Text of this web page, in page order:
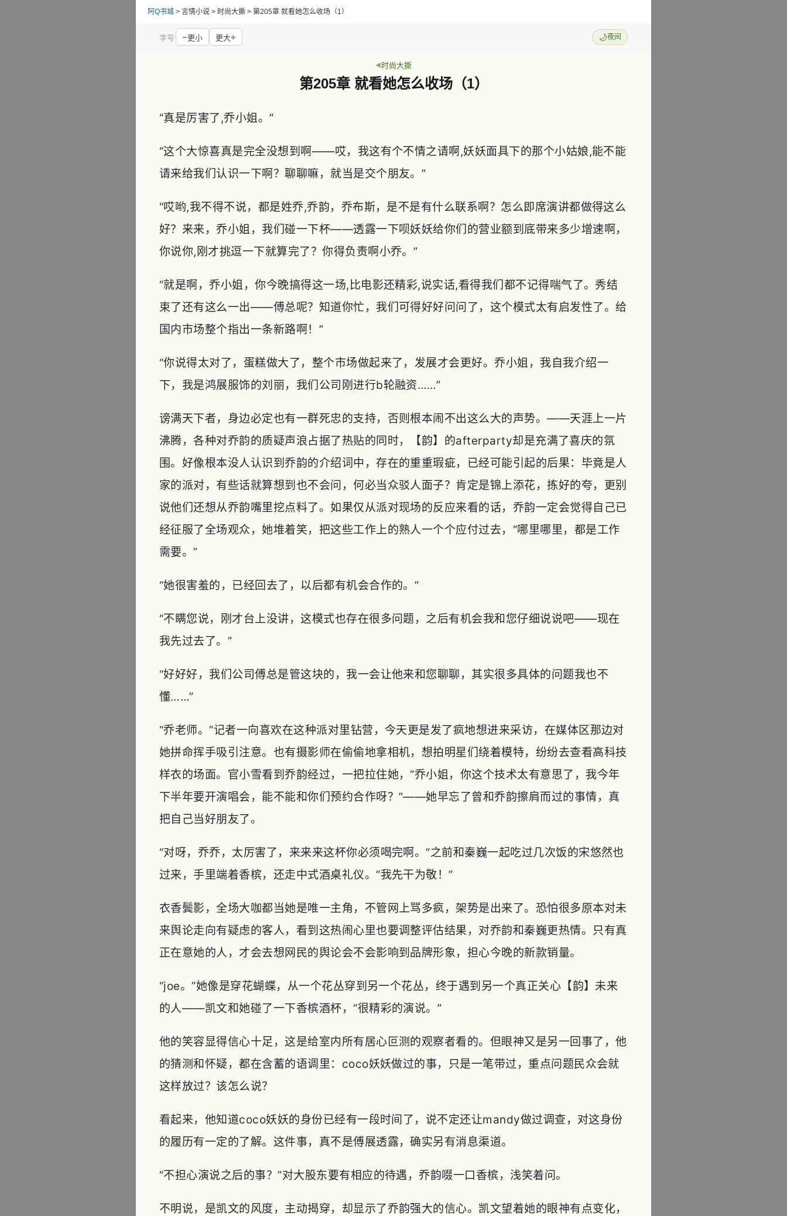
阿Q书城 > 言情小说 > 时尚大撕 > 第205章 就看她怎么收场（1）
字号 −更小 更大+ 🌙夜间
时尚大撕
第205章 就看她怎么收场（1）
“真是厉害了,乔小姐。”
“这个大惊喜真是完全没想到啊——哎，我这有个不情之请啊,妖妖面具下的那个小姑娘,能不能
请来给我们认识一下啊？聊聊嘛，就当是交个朋友。”
“哎哟,我不得不说，都是姓乔,乔韵，乔布斯，是不是有什么联系啊？怎么即席演讲都做得这么
好？来来，乔小姐，我们碰一下杯——透露一下呗妖妖给你们的营业额到底带来多少增速啊，
你说你,刚才挑逗一下就算完了？你得负责啊小乔。”
“就是啊，乔小姐，你今晚搞得这一场,比电影还精彩,说实话,看得我们都不记得喘气了。秀结
束了还有这么一出——傅总呢？知道你忙，我们可得好好问问了，这个模式太有启发性了。给
国内市场整个指出一条新路啊！”
“你说得太对了，蛋糕做大了，整个市场做起来了，发展才会更好。乔小姐，我自我介绍一
下，我是鸿展服饰的刘丽，我们公司刚进行b轮融资……”
谤满天下者，身边必定也有一群死忠的支持，否则根本闹不出这么大的声势。——天涯上一片
沸腾，各种对乔韵的质疑声浪占据了热贴的同时，【韵】的afterparty却是充满了喜庆的氛
围。好像根本没人认识到乔韵的介绍词中，存在的重重瑕疵，已经可能引起的后果：毕竟是人
家的派对，有些话就算想到也不会问，何必当众驳人面子？肯定是锦上添花，拣好的夸，更别
说他们还想从乔韵嘴里挖点料了。如果仅从派对现场的反应来看的话，乔韵一定会觉得自己已
经征服了全场观众，她堆着笑，把这些工作上的熟人一个个应付过去，“哪里哪里，都是工作
需要。”
“她很害羞的，已经回去了，以后都有机会合作的。”
“不瞒您说，刚才台上没讲，这模式也存在很多问题，之后有机会我和您仔细说说吧——现在
我先过去了。”
“好好好，我们公司傅总是管这块的，我一会让他来和您聊聊，其实很多具体的问题我也不
懂……”
“乔老师。”记者一向喜欢在这种派对里钻营，今天更是发了疯地想进来采访，在媒体区那边对
她拼命挥手吸引注意。也有摄影师在偷偷地拿相机，想拍明星们绕着模特，纷纷去查看高科技
样衣的场面。官小雪看到乔韵经过，一把拉住她，“乔小姐，你这个技术太有意思了，我今年
下半年要开演唱会，能不能和你们预约合作呀？”——她早忘了曾和乔韵擦肩而过的事情，真
把自己当好朋友了。
“对呀，乔乔，太厉害了，来来来这杯你必须喝完啊。”之前和秦巍一起吃过几次饭的宋悠然也
过来，手里端着香槟，还走中式酒桌礼仪。“我先干为敬！”
衣香鬓影，全场大咖都当她是唯一主角，不管网上骂多疯，架势是出来了。恐怕很多原本对未
来舆论走向有疑虑的客人，看到这热闹心里也要调整评估结果，对乔韵和秦巍更热情。只有真
正在意她的人，才会去想网民的舆论会不会影响到品牌形象，担心今晚的新款销量。
“joe。”她像是穿花蝴蝶，从一个花丛穿到另一个花丛，终于遇到另一个真正关心【韵】未来
的人——凯文和她碰了一下香槟酒杯，“很精彩的演说。”
他的笑容显得信心十足，这是给室内所有居心叵测的观察者看的。但眼神又是另一回事了，他
的猜测和怀疑，都在含蓄的语调里：coco妖妖做过的事，只是一笔带过，重点问题民众会就
这样放过？该怎么说？
看起来，他知道coco妖妖的身份已经有一段时间了，说不定还让mandy做过调查，对这身份
的履历有一定的了解。这件事，真不是傅展透露，确实另有消息渠道。
“不担心演说之后的事？”对大股东要有相应的待遇，乔韵啜一口香槟，浅笑着问。
不明说，是凯文的风度，主动揭穿，却显示了乔韵强大的信心。凯文望着她的眼神有点变化，